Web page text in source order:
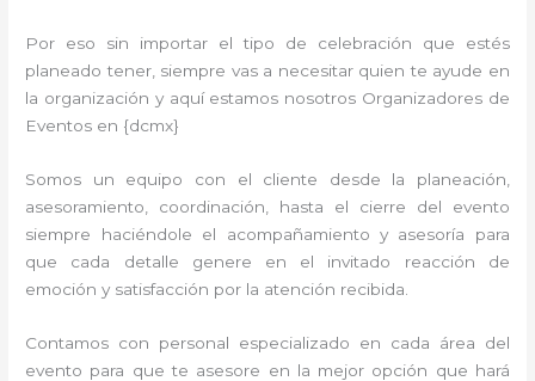
Por eso sin importar el tipo de celebración que estés
planeado tener, siempre vas a necesitar quien te ayude en
la organización y aquí estamos nosotros Organizadores de
Eventos en {dcmx}
Somos un equipo con el cliente desde la planeación,
asesoramiento, coordinación, hasta el cierre del evento
siempre haciéndole el acompañamiento y asesoría para
que cada detalle genere en el invitado reacción de
emoción y satisfacción por la atención recibida.
Contamos con personal especializado en cada área del
evento para que te asesore en la mejor opción que hará